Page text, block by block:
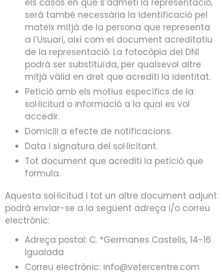
els casos en què s’admeti la representació,
serà també necessària la identificació pel
mateix mitjà de la persona que representa
a l’Usuari, així com el document acreditatiu
de la representació. La fotocòpia del DNI
podrà ser substituïda, per qualsevol altre
mitjà vàlid en dret que acrediti la identitat.
Petició amb els motius específics de la
sol·licitud o informació a la qual es vol
accedir.
Domicili a efecte de notificacions.
Data i signatura del sol·licitant.
Tot document que acrediti la petició que
formula.
Aquesta sol·licitud i tot un altre document adjunt
podrà enviar-se a la següent adreça i/o correu
electrònic:
Adreça postal: C. *Germanes Castells, 14-16
Igualada
Correu electrònic: info@vetercentre.com